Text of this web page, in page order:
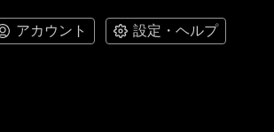
アカウント 設定・ヘルプ